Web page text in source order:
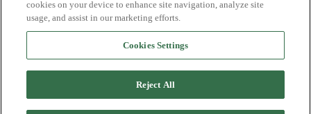
Nyhetsbrev
Ledige stillinger
Send inn manus
Agency
cookies on your device to enhance site navigation, analyze site
usage, and assist in our marketing efforts.
Cookies Settings
Reject All